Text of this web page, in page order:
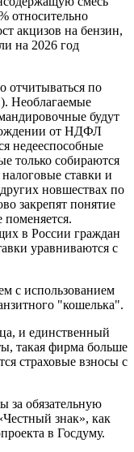
относительно
акцизов на бензин,
на 2026 год
отчитываться по
Необлагаемые
будут
от НДФЛ
недееспособные
только собираются
ставки и
новшествах по
закрепят понятие
в России граждан
уравниваются с
с использованием
"кошелька".
и единственный
такая фирма больше
страховые взносы с
за обязательную
знак», как
в Госдуму.